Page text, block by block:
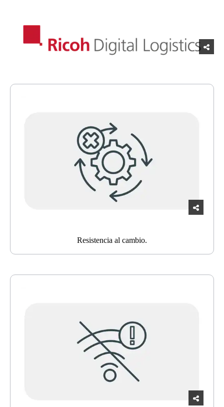
Resistencia al cambio.